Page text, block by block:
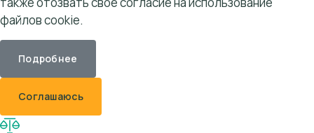
файлов cookie.
Подробнее
Соглашаюсь